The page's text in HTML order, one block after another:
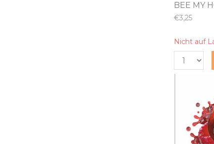
BEE MY
€3,25
Nicht auf